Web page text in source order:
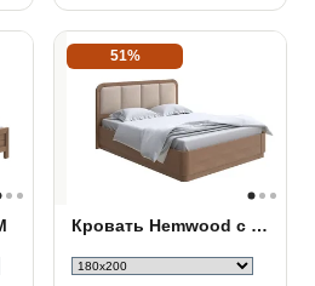
51%
Кровать Hemwood с ПМ сосна